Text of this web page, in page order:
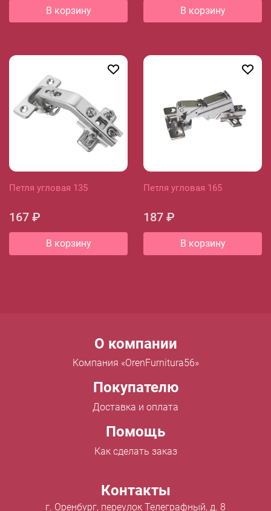
В корзину В корзину
Петля угловая 135
167 ₽
В корзину
Петля угловая 165
187 ₽
В корзину
Menu footerО компании
Компания «OrenFurnitura56»
Покупателю
Доставка и оплата
Помощь
Как сделать заказ
Контакты
г. Оренбург, переулок Телеграфный, д. 8